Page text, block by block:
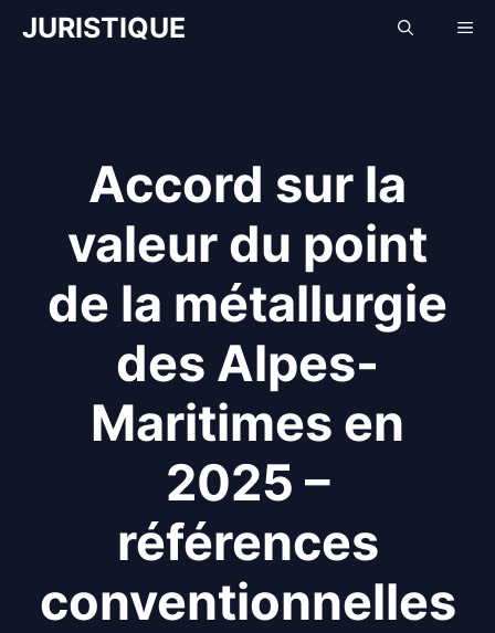
AllerJURISTIQUE
Accord sur la
valeur du point
de la métallurgie
des Alpes-
Maritimes en
2025 –
références
conventionnelles